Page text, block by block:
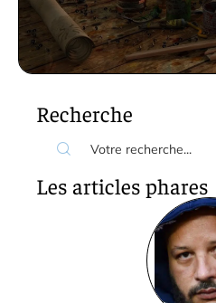
Recherche
Les articles phares